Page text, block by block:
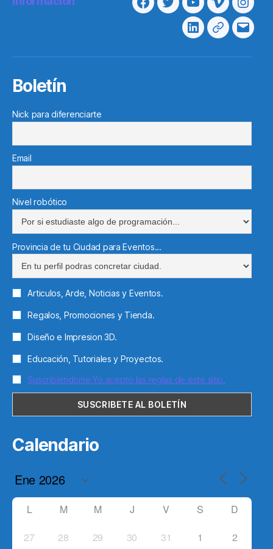
Facebook
TwitterYoutubeVimeo
LinkedinTelegram
Boletín
Nick para diferenciarte
Email
Nivel robótico
Provincia de tu Ciudad para Eventos...
Articulos, Arde, Noticias y Eventos.
Regalos, Promociones y Tienda.
Diseño e Impresion 3D.
Educación, Tutoriales y Proyectos.
Suscribiendome Yo acepto las reglas de este sitio.
Calendario
L M M J V S D
27 28 29 30 31 1 2